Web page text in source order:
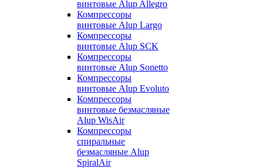
винтовые Alup Allegro
Компрессоры
винтовые Alup Largo
Компрессоры
винтовые Alup SCK
Компрессоры
винтовые Alup Sonetto
Компрессоры
винтовые Alup Evoluto
Компрессоры
винтовые безмасляные
Alup WisAir
Компрессоры
спиральные
безмасляные Alup
SpiralAir